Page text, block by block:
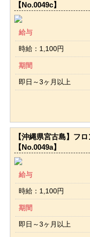
【No.0049c】
給与
時給：1,100円
期間
即日～3ヶ月以上
【沖縄県宮古島】フ
【No.0049a】
給与
時給：1,100円
期間
即日～3ヶ月以上